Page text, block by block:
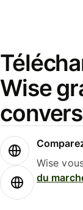
Wise
Wise
du